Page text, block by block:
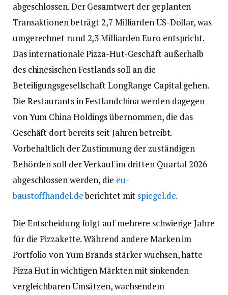
abgeschlossen. Der Gesamtwert der geplanten
Transaktionen beträgt 2,7 Milliarden US-Dollar, was
umgerechnet rund 2,3 Milliarden Euro entspricht.
Das internationale Pizza-Hut-Geschäft außerhalb
des chinesischen Festlands soll an die
Beteiligungsgesellschaft LongRange Capital gehen.
Die Restaurants in Festlandchina werden dagegen
von Yum China Holdings übernommen, die das
Geschäft dort bereits seit Jahren betreibt.
Vorbehaltlich der Zustimmung der zuständigen
Behörden soll der Verkauf im dritten Quartal 2026
abgeschlossen werden, die eu-
baustoffhandel.deberichtet mit spiegel.de.
Die Entscheidung folgt auf mehrere schwierige Jahre
für die Pizzakette. Während andere Marken im
Portfolio von Yum Brands stärker wuchsen, hatte
Pizza Hut in wichtigen Märkten mit sinkenden
vergleichbaren Umsätzen, wachsendem